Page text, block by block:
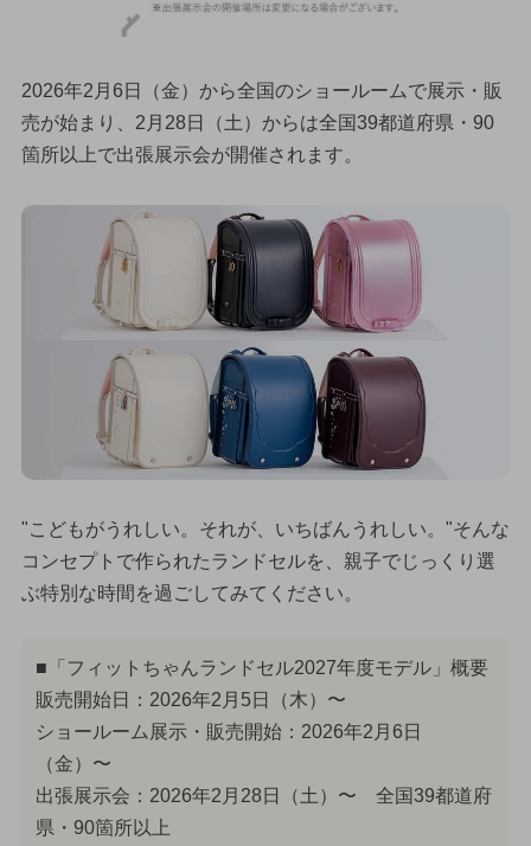
2026年2月6日（金）から全国のショールームで展示・販
売が始まり、2月28日（土）からは全国39都道府県・90
箇所以上で出張展示会が開催されます。
"こどもがうれしい。それが、いちばんうれしい。"そんな
コンセプトで作られたランドセルを、親子でじっくり選
ぶ特別な時間を過ごしてみてください。
■「フィットちゃんランドセル2027年度モデル」概要
販売開始日：2026年2月5日（木）〜
ショールーム展示・販売開始：2026年2月6日
（金）〜
出張展示会：2026年2月28日（土）〜 全国39都道府
県・90箇所以上